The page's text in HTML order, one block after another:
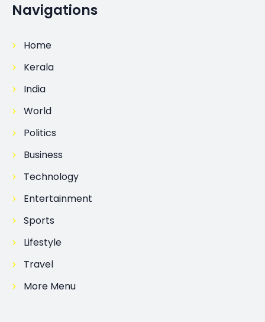
Navigations
Home
Kerala
India
World
Politics
Business
Technology
Entertainment
Sports
Lifestyle
Travel
More Menu